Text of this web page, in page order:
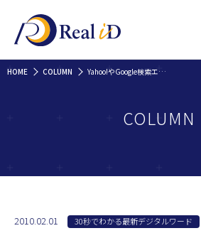
HOME COLUMN Yahoo!やGoogle検索エンジンで表示された結果に出ている、サイト紹介文は何を参考にしているのでしょうか？
COLUMN
2010.02.01 30秒でわかる最新デジタルワード